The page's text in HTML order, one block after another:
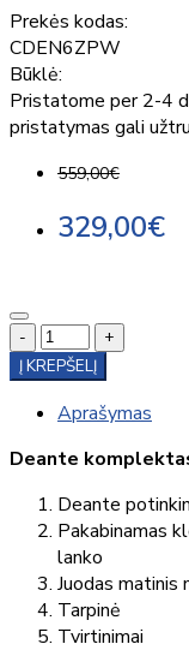
Prekės kodas:
CDEN6ZPW
Būklė:
Pristatome per 2-4
pristatymas gali
559,00€
329,00€
-
+
Į KREPŠELĮ
Aprašymas
Deante
Deante
Pakabinamas
lanko
Juodas matinis
Tarpinė
Tvirtinimai